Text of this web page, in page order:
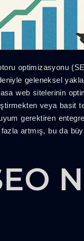
optimizasyonu
geleneksel
web sitelerinin
veya basit
gerektiren
artmış, bu da